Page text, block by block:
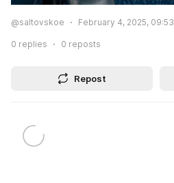
@saltovskoe February 4, 2025, 09:53
0 replies 0 reposts
Repost